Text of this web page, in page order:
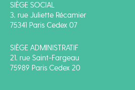
SIÈGE SOCIAL
3, rue Juliette Récamier
75341 Paris Cedex 07
SIÈGE ADMINISTRATIF
21, rue Saint-Fargeau
75989 Paris Cedex 20